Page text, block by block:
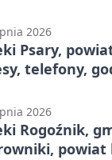
2026
Psary,
telefony,
2026
Rogoźnik,
powiat